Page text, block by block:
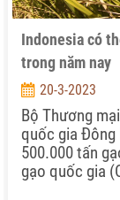
Indonesia có
trong năm nay
20-3-2023
Bộ Thương
quốc gia Đông
500.000 tấn
gạo quốc gia